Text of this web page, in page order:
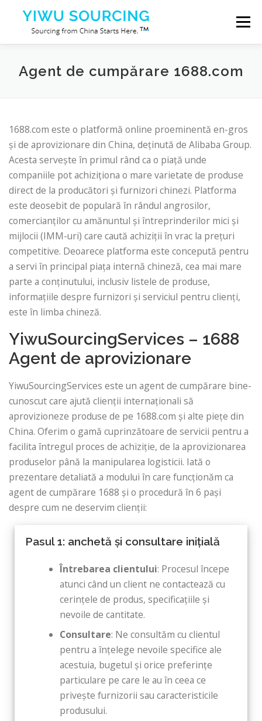
Sari la conținut
Meniu
Servicii Orașul Yiwu Despre noi
Agent de cumpărare 1688.com
1688.com este o platformă online proeminentă en-gros
și de aprovizionare din China, deținută de Alibaba Group.
Acesta servește în primul rând ca o piață unde
companiile pot achiziționa o mare varietate de produse
direct de la producători și furnizori chinezi. Platforma
este deosebit de populară în rândul angrosilor,
comercianților cu amănuntul și întreprinderilor mici și
mijlocii (IMM-uri) care caută achiziții în vrac la prețuri
competitive. Deoarece platforma este concepută pentru
a servi în principal piața internă chineză, cea mai mare
parte a conținutului, inclusiv listele de produse,
informațiile despre furnizori și serviciul pentru clienți,
este în limba chineză.
YiwuSourcingServices – 1688
Agent de aprovizionare
YiwuSourcingServices este un agent de cumpărare bine-
cunoscut care ajută clienții internaționali să
aprovizioneze produse de pe 1688.com și alte piețe din
China. Oferim o gamă cuprinzătoare de servicii pentru a
facilita întregul proces de achiziție, de la aprovizionarea
produselor până la manipularea logisticii. Iată o
prezentare detaliată a modului în care funcționăm ca
agent de cumpărare 1688 și o procedură în 6 pași
despre cum ne deservim clienții:
Pasul 1: anchetă și consultare inițială
Întrebarea clientului: Procesul începe
atunci când un client ne contactează cu
cerințele de produs, specificațiile și
nevoile de cantitate.
Consultare: Ne consultăm cu clientul
pentru a înțelege nevoile specifice ale
acestuia, bugetul și orice preferințe
particulare pe care le au în ceea ce
privește furnizorii sau caracteristicile
produsului.